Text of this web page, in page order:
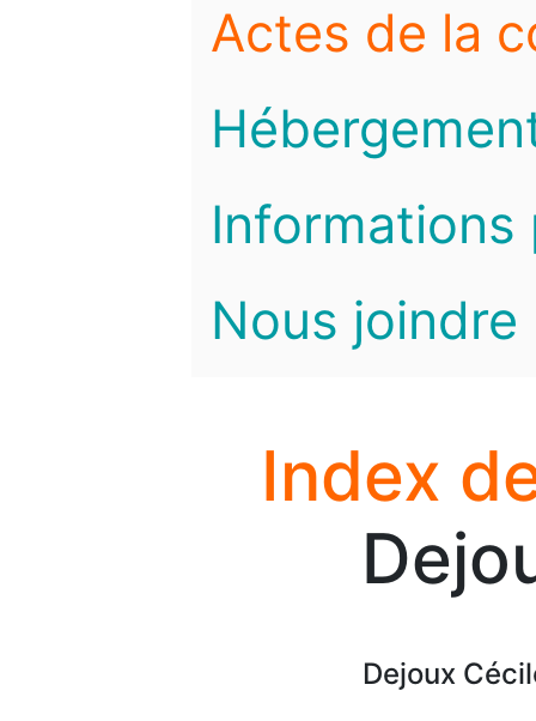
Actes de la
Informations
Nous joindre
Index
Dejoux